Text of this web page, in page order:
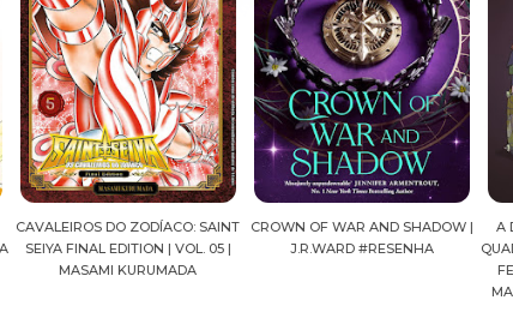
CROWN OF WAR AND SHADOW |
J.R.WARD #RESENHA
A DROGA DA OBEDIÊNCIA EM
QUADRINHOS | PEDRO BANDEIRA,